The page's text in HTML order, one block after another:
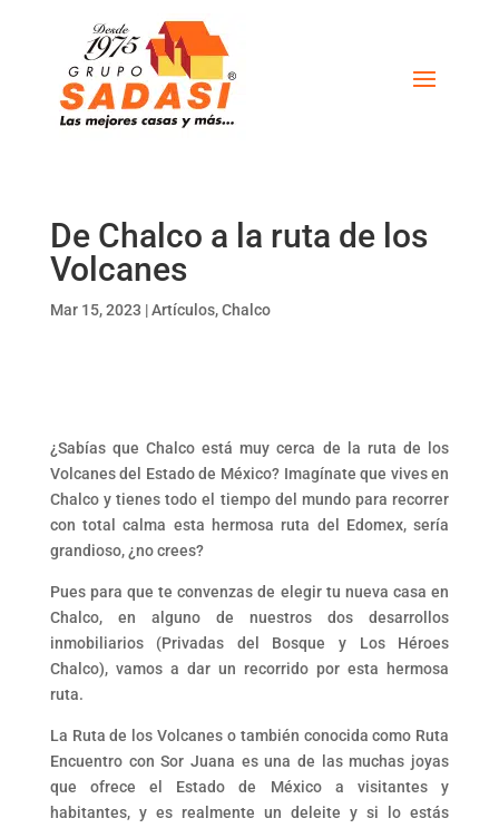
De Chalco a la ruta de los
Volcanes
Mar 15, 2023 |Artículos,Chalco
¿Sabías que Chalco está muy cerca de la ruta de los
Volcanes del Estado de México? Imagínate que vives en
Chalco y tienes todo el tiempo del mundo para recorrer
con total calma esta hermosa ruta del Edomex, sería
grandioso, ¿no crees?
Pues para que te convenzas de elegir tu nueva casa en
Chalco, en alguno de nuestros dos desarrollos
inmobiliarios (Privadas del Bosque y Los Héroes
Chalco), vamos a dar un recorrido por esta hermosa
ruta.
La Ruta de los Volcanes o también conocida como Ruta
Encuentro con Sor Juana es una de las muchas joyas
que ofrece el Estado de México a visitantes y
habitantes, y es realmente un deleite y si lo estás